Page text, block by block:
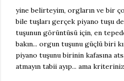
yine belirteyim, orgların ve bir
bile tuşları gerçek piyano tuşu
tuşunun görüntüsü için, en
bakın... orgun tuşunu güçlü biri
piyano tuşunu birinin kafasına
atmayın tabii ayıp... ama